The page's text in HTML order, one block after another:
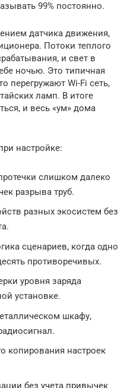
99% постоянно.
датчика движения,
Потоки теплого
и свет в
ночью. Это типичная
перегружают Wi-Fi сеть,
ламп. В итоге
и весь «ум» дома
настройке:
слишком далеко
разрыва труб.
разных экосистем без
сценариев, когда одно
противоречивых.
уровня заряда
установке.
шкафу,
копирования настроек
без учета привычек